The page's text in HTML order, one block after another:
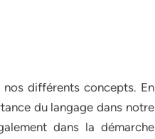
différents concepts. En
du langage dans notre
dans la démarche